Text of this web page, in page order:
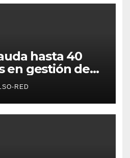
hasta 40
en gestión de
RED